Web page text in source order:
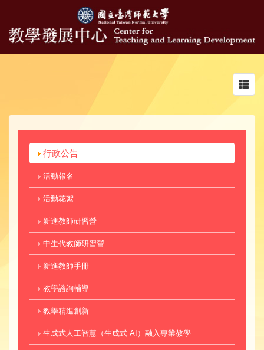
行政公告
活動報名
活動花絮
新進教師研習營
中生代教師研習營
新進教師手冊
教學諮詢輔導
教學精進創新
生成式人工智慧（生成式 AI）融入專業教學